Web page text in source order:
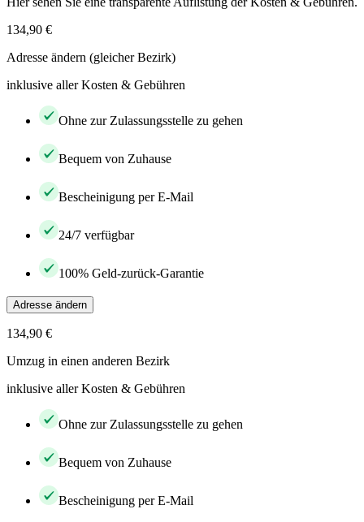
134,90 €
Adresse ändern (gleicher Bezirk)
inklusive aller Kosten & Gebühren
Ohne zur Zulassungsstelle zu gehen
Bequem von Zuhause
Bescheinigung per E-Mail
24/7 verfügbar
100% Geld-zurück-Garantie
Adresse ändern
134,90 €
Umzug in einen anderen Bezirk
inklusive aller Kosten & Gebühren
Ohne zur Zulassungsstelle zu gehen
Bequem von Zuhause
Bescheinigung per E-Mail